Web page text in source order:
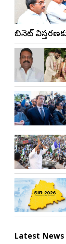
కేబినెట్
Latest News